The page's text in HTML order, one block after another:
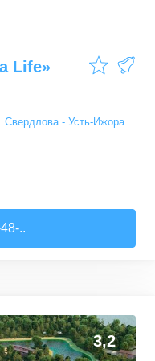
Life»
Свердлова - Усть-Ижора
..
3,2